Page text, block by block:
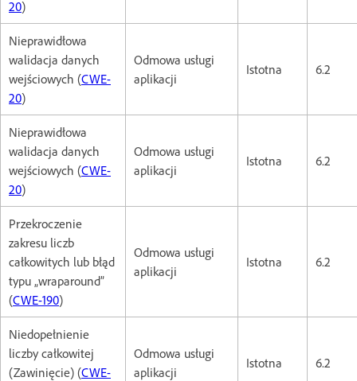
20)
Nieprawidłowa
walidacja danych
wejściowych (CWE-
20)
Odmowa usługi
aplikacji
Istotna 6.2
Nieprawidłowa
walidacja danych
wejściowych (CWE-
20)
Odmowa usługi
aplikacji
Istotna 6.2
Przekroczenie
zakresu liczb
całkowitych lub błąd
typu „wraparound”
(CWE-190)
Odmowa usługi
aplikacji
Istotna 6.2
Niedopełnienie
liczby całkowitej
(Zawinięcie) (CWE-
Odmowa usługi
aplikacji
Istotna 6.2